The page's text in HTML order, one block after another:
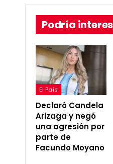
Podría
El País
Declaró Candela
Arizaga y negó
una agresión por
parte de
Facundo Moyano